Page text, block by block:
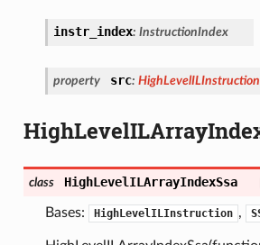
instr_index: InstructionIndex
property src: HighLevelILInstruction
class HighLevelILArrayIndexSsa
Bases: HighLevelILInstruction ,